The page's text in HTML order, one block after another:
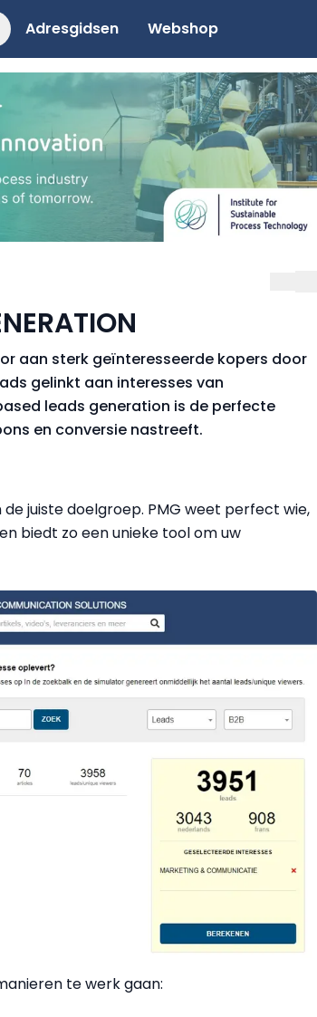
Adresgidsen Webshop
aan sterk geïnteresseerde kopers door
gelinkt aan interesses van
leads generation is de perfecte
en conversie nastreeft.
juiste doelgroep. PMG weet perfect wie,
biedt zo een unieke tool om uw
te werk gaan: